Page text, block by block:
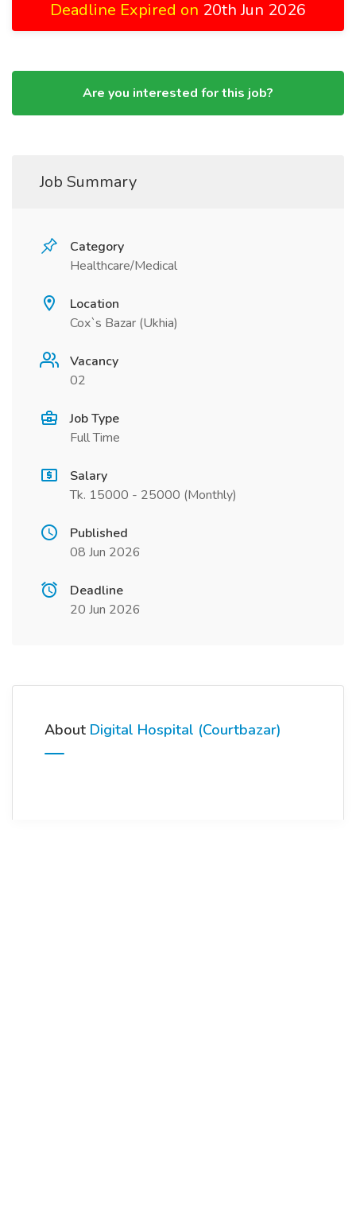
Deadline Expired on 20th Jun 2026
Are you interested for this job?
Job Summary
Category
Healthcare/Medical
Location
Cox`s Bazar (Ukhia)
Vacancy
02
Job Type
Full Time
Salary
Tk. 15000 - 25000 (Monthly)
Published
08 Jun 2026
Deadline
20 Jun 2026
About Digital Hospital (Courtbazar)